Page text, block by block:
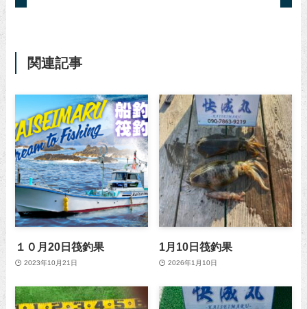
関連記事
１０月20日筏釣果
2023年10月21日
1月10日筏釣果
2026年1月10日